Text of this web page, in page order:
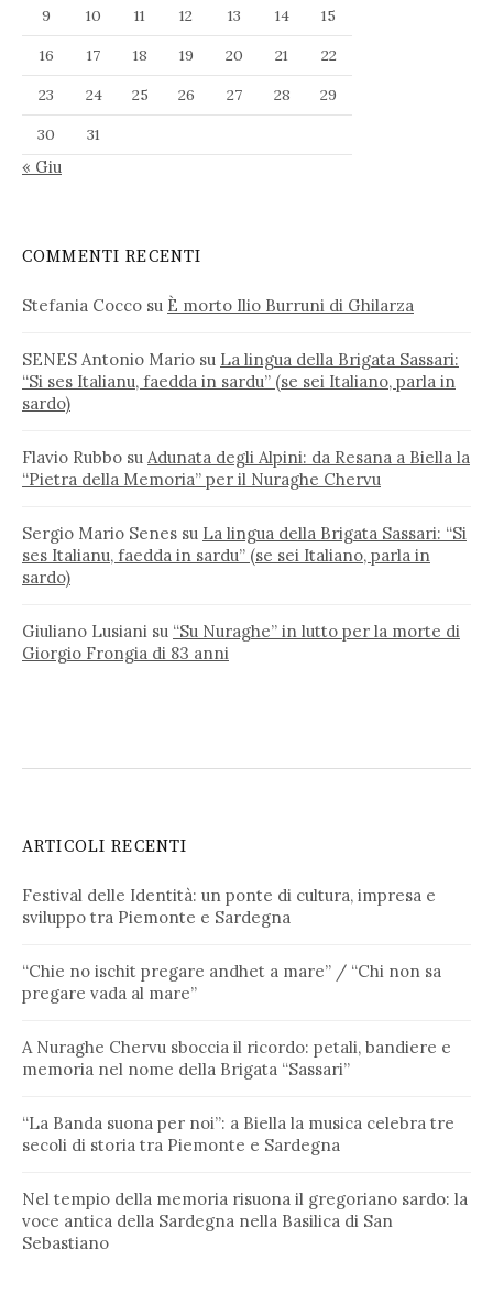
9
10 11 12 13 14
15
16
17 18 19 20 21
22
23
24 25 26 27 28
29
30
31
« Giu
COMMENTI RECENTI
Stefania Cocco su È morto Ilio Burruni di Ghilarza
SENES Antonio Mario su La lingua della Brigata Sassari:
“Si ses Italianu, faedda in sardu” (se sei Italiano, parla in
sardo)
Flavio Rubbo su Adunata degli Alpini: da Resana a Biella la
“Pietra della Memoria” per il Nuraghe Chervu
Sergio Mario Senes su La lingua della Brigata Sassari: “Si
ses Italianu, faedda in sardu” (se sei Italiano, parla in
sardo)
Giuliano Lusiani su “Su Nuraghe” in lutto per la morte di
Giorgio Frongia di 83 anni
ARTICOLI RECENTI
Festival delle Identità: un ponte di cultura, impresa e
sviluppo tra Piemonte e Sardegna
“Chie no ischit pregare andhet a mare” / “Chi non sa
pregare vada al mare”
A Nuraghe Chervu sboccia il ricordo: petali, bandiere e
memoria nel nome della Brigata “Sassari”
“La Banda suona per noi”: a Biella la musica celebra tre
secoli di storia tra Piemonte e Sardegna
Nel tempio della memoria risuona il gregoriano sardo: la
voce antica della Sardegna nella Basilica di San
Sebastiano